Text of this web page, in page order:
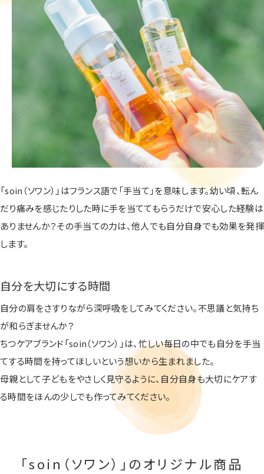
「soin（ソワン）」はフランス語で「手当て」を意味します。幼い頃、転ん
だり痛みを感じたりした時に手を当ててもらうだけで安心した経験は
ありませんか？その手当ての力は、他人でも自分自身でも効果を発揮
します。
自分を大切にする時間
自分の肩をさすりながら深呼吸をしてみてください。不思議と気持ち
が和らぎませんか？
ちつケアブランド「soin（ソワン）」は、忙しい毎日の中でも自分を手当
てする時間を持ってほしいという想いから生まれました。
母親として子どもをやさしく見守るように、自分自身も大切にケアす
る時間をほんの少しでも作ってみてください。
「soin（ソワン）」の オリジナル商品